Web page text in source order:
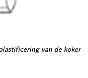
van de koker